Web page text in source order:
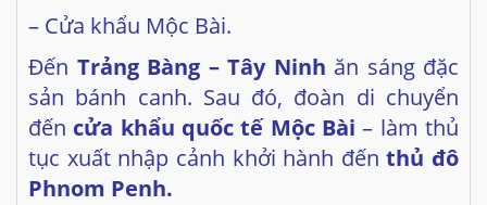
– Cửa khẩu Mộc Bài.
Đến Trảng Bàng – Tây Ninh ăn sáng đặc
sản bánh canh. Sau đó, đoàn di chuyển
đến cửa khẩu quốc tế Mộc Bài– làm thủ
tục xuất nhập cảnh khởi hành đếnthủ đô
Phnom Penh.